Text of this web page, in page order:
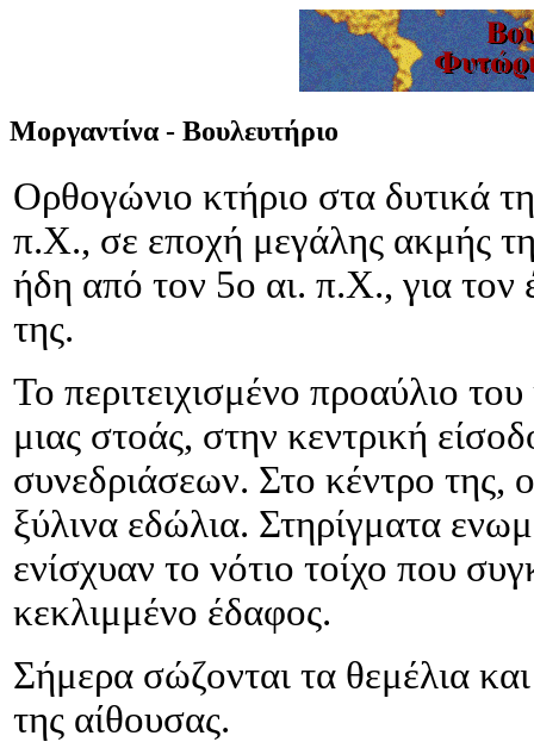
Μοργαντίνα - Βουλευτήριο
Ορθογώνιο κτήριο στα δυτικά
π.Χ., σε εποχή μεγάλης ακμής
ήδη από τον 5ο αι. π.Χ., για τον
της.
Το περιτειχισμένο προαύλιο
μιας στοάς, στην κεντρική
συνεδριάσεων. Στο κέντρο της,
ξύλινα εδώλια. Στηρίγματα
ενίσχυαν το νότιο τοίχο που
κεκλιμμένο έδαφος.
Σήμερα σώζονται τα θεμέλια
της αίθουσας.